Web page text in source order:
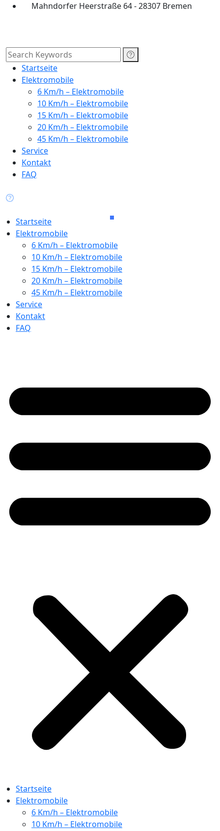
Mahndorfer Heerstraße 64 - 28307 Bremen
Startseite
Elektromobile
6 Km/h – Elektromobile
10 Km/h – Elektromobile
15 Km/h – Elektromobile
20 Km/h – Elektromobile
45 Km/h – Elektromobile
Service
Kontakt
FAQ
Startseite
Elektromobile
6 Km/h – Elektromobile
10 Km/h – Elektromobile
15 Km/h – Elektromobile
20 Km/h – Elektromobile
45 Km/h – Elektromobile
Service
Kontakt
FAQ
Startseite
Elektromobile
6 Km/h – Elektromobile
10 Km/h – Elektromobile